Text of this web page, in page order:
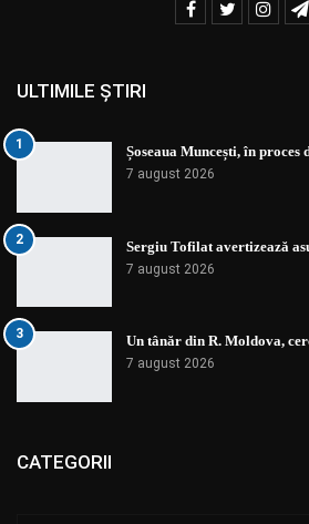
ULTIMILE ȘTIRI
1 Șoseaua Muncești, în
7 august 2026
2 Sergiu Tofilat avertizează
7 august 2026
3 Un tânăr din R. Moldova,
7 august 2026
CATEGORII